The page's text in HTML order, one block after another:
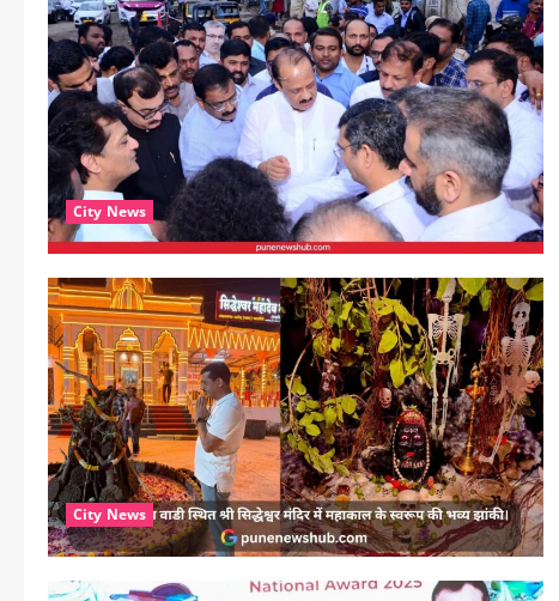
City News
City News